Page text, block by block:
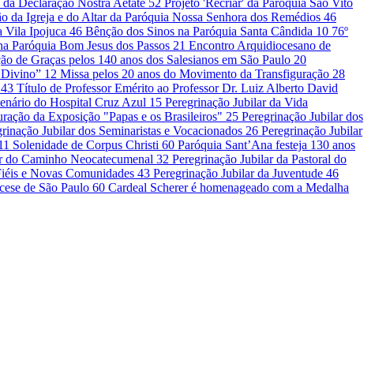
Declaração Nostra Aetate 52 Projeto 'Recriar' da Paróquia São Vito
da Igreja e do Altar da Paróquia Nossa Senhora dos Remédios 46
Vila Ipojuca 46 Bênção dos Sinos na Paróquia Santa Cândida 10 76º
Paróquia Bom Jesus dos Passos 21 Encontro Arquidiocesano de
de Graças pelos 140 anos dos Salesianos em São Paulo 20
Divino” 12 Missa pelos 20 anos do Movimento da Transfiguração 28
43 Título de Professor Emérito ao Professor Dr. Luiz Alberto David
do Hospital Cruz Azul 15 Peregrinação Jubilar da Vida
da Exposição "Papas e os Brasileiros" 25 Peregrinação Jubilar dos
Jubilar dos Seminaristas e Vocacionados 26 Peregrinação Jubilar
Solenidade de Corpus Christi 60 Paróquia Sant’Ana festeja 130 anos
do Caminho Neocatecumenal 32 Peregrinação Jubilar da Pastoral do
e Novas Comunidades 43 Peregrinação Jubilar da Juventude 46
de São Paulo 60 Cardeal Scherer é homenageado com a Medalha